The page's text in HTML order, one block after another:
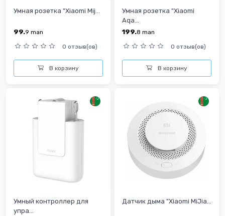
Умная розетка "Xiaomi Mij...
99.9 man
0 отзыв(ов)
В корзину
Умная розетка "Xiaomi
Aqa...
199.8 man
0 отзыв(ов)
В корзину
Умный контроллер для
упра...
Датчик дыма "Xiaomi MiJia...